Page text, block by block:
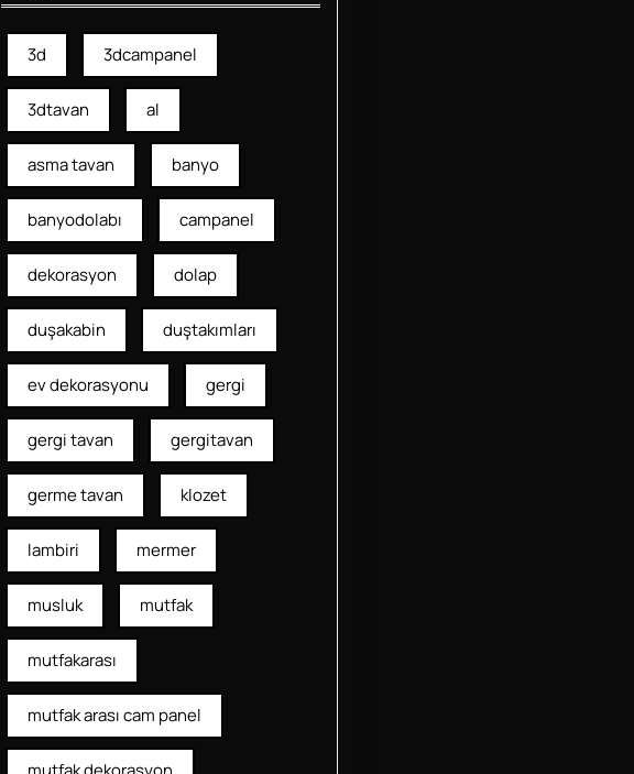
3d 3dcampanel
3dtavan al
asma tavan banyo
banyodolabı campanel
dekorasyon dolap
duşakabin duştakımları
ev dekorasyonu gergi
gergi tavan gergitavan
germe tavan klozet
lambiri mermer
musluk mutfak
mutfakarası
mutfak arası cam panel